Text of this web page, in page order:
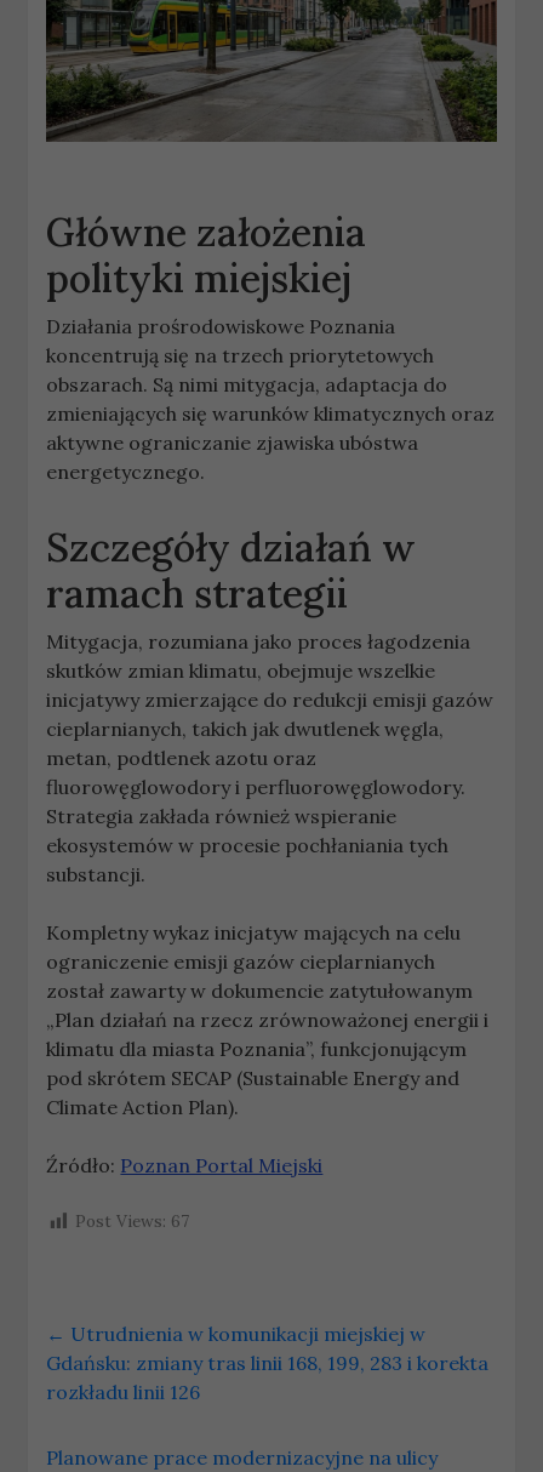
Główne założenia
polityki miejskiej
Działania prośrodowiskowe Poznania
koncentrują się na trzech priorytetowych
obszarach. Są nimi mitygacja, adaptacja do
zmieniających się warunków klimatycznych oraz
aktywne ograniczanie zjawiska ubóstwa
energetycznego.
Szczegóły działań w
ramach strategii
Mitygacja, rozumiana jako proces łagodzenia
skutków zmian klimatu, obejmuje wszelkie
inicjatywy zmierzające do redukcji emisji gazów
cieplarnianych, takich jak dwutlenek węgla,
metan, podtlenek azotu oraz
fluorowęglowodory i perfluorowęglowodory.
Strategia zakłada również wspieranie
ekosystemów w procesie pochłaniania tych
substancji.
Kompletny wykaz inicjatyw mających na celu
ograniczenie emisji gazów cieplarnianych
został zawarty w dokumencie zatytułowanym
„Plan działań na rzecz zrównoważonej energii i
klimatu dla miasta Poznania”, funkcjonującym
pod skrótem SECAP (Sustainable Energy and
Climate Action Plan).
Źródło: Poznan Portal Miejski
Post Views: 67
← Utrudnienia w komunikacji miejskiej w
Gdańsku: zmiany tras linii 168, 199, 283 i korekta
rozkładu linii 126
Planowane prace modernizacyjne na ulicy